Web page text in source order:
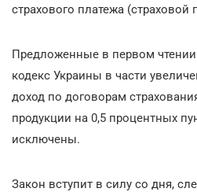
страхового платежа (страховой
Предложенные в первом
кодекс Украины в части
доход по договорам
продукции на 0,5 процентных
исключены.
Закон вступит в силу со дня,